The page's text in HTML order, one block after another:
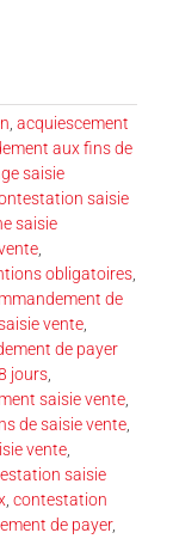
, acquiescement
aux fins de
saisie
saisie
saisie
,
obligatoires,
de
vente,
de payer
jours,
saisie vente,
de saisie vente,
vente,
saisie
, contestation
de payer,